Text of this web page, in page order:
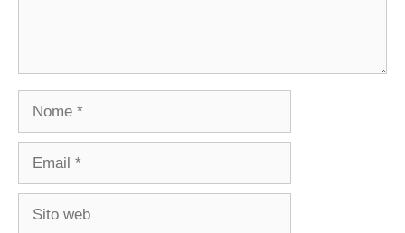
Nome
Email
Sito